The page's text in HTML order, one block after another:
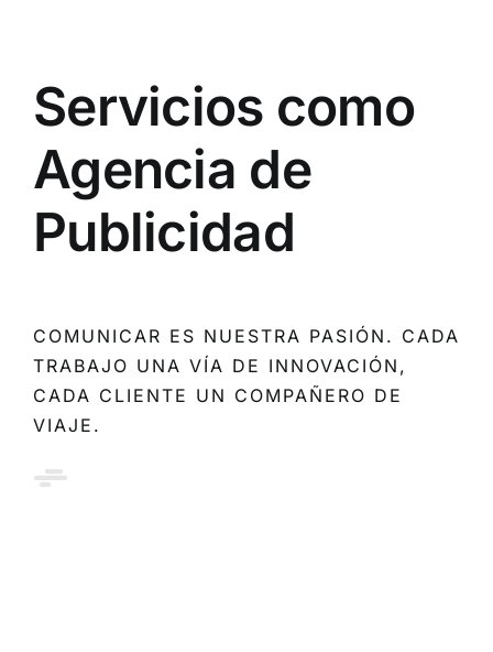
Servicios como
Agencia de
Publicidad
COMUNICAR ES NUESTRA PASIÓN. CADA
TRABAJO UNA VÍA DE INNOVACIÓN,
CADA CLIENTE UN COMPAÑERO DE
VIAJE.